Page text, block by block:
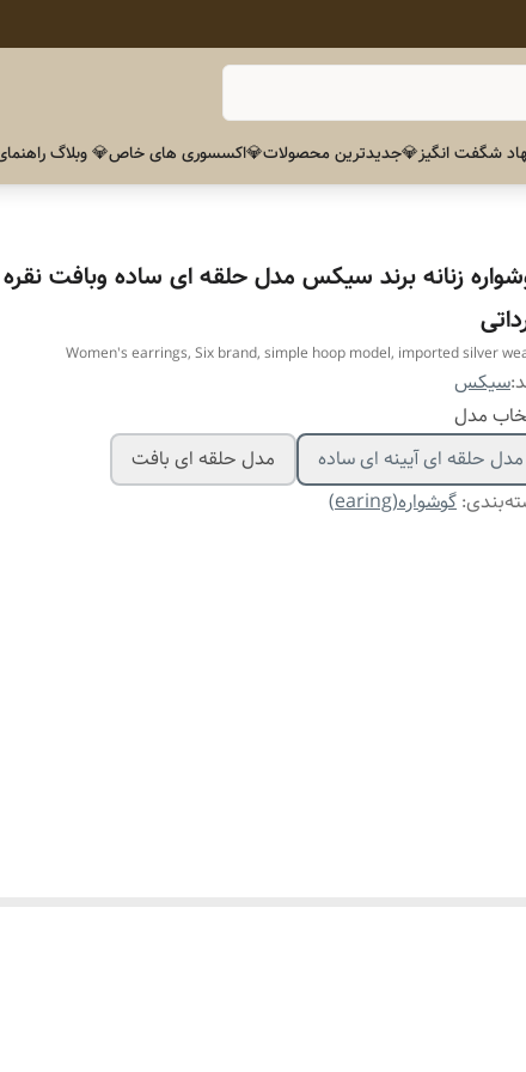
شگفت انگیز💎جدیدترین محصولات💎اکسسوری های خاص💎 وبلاگ
زنانه برند سیکس مدل حلقه ای ساده وبافت
Women's earrings, Six brand, simple hoop model, imported silver
سیکس
مدل
مدل حلقه ای آیینه ای ساده
مدل حلقه ای بافت
: گوشواره(earing)